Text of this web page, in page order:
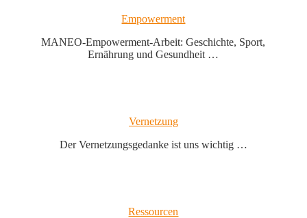
Empowerment
MANEO-Empowerment-Arbeit: Geschichte, Sport,
Ernährung und Gesundheit …
Vernetzung
Der Vernetzungsgedanke ist uns wichtig …
Ressourcen